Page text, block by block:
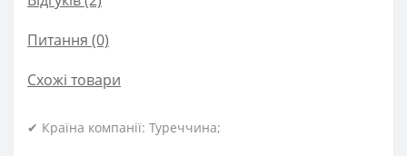
Питання (0)
Схожі товари
✔ Країна компанії: Туреччина;